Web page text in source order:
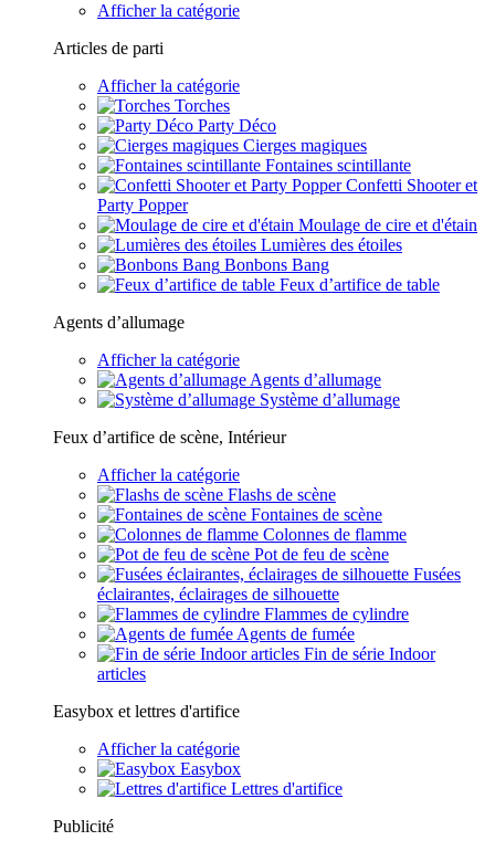
Afficher la catégorie
Articles de parti
Afficher la catégorie
Torches
Party Déco
Cierges magiques
Fontaines scintillante
Confetti Shooter et
Party Popper
Moulage de cire et d'étain
Lumières des étoiles
Bonbons Bang
Feux d’artifice de table
Agents d’allumage
Afficher la catégorie
Agents d’allumage
Système d’allumage
Feux d’artifice de scène, Intérieur
Afficher la catégorie
Flashs de scène
Fontaines de scène
Colonnes de flamme
Pot de feu de scène
Fusées
éclairantes, éclairages de silhouette
Flammes de cylindre
Agents de fumée
Fin de série Indoor
articles
Easybox et lettres d'artifice
Afficher la catégorie
Easybox
Lettres d'artifice
Publicité